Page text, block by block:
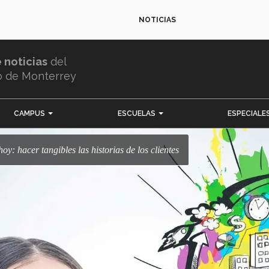
NOTICIAS
noticias del
de Monterrey
CAMPUS ESCUELAS
hacer tangibles las historias de los clientes